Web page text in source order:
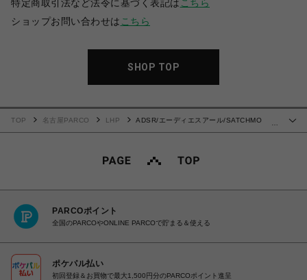
特定商取引法など法令に基づく表記は こちら
ショップお問い合わせは こちら
SHOP TOP
…
TOP 名古屋PARCO LHP
ADSR/エーディエスアール/SATCHMO
PARCOポイント
全国のPARCOやONLINE PARCOで貯まる＆使える
ポケパル払い
初回登録＆お買物で最大1,500円分のPARCOポイント進呈